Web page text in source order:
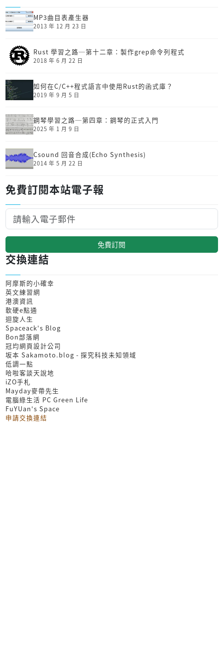
MP3曲目表產生器
2013 年 12 月 23 日
Rust 學習之路─第十二章：製作grep命令列程式
2018 年 6 月 22 日
如何在C/C++程式語言中使用Rust的函式庫？
2019 年 9 月 5 日
鋼琴學習之路─第四章：鋼琴的正式入門
2025 年 1 月 9 日
Csound 回音合成(Echo Synthesis)
2014 年 5 月 22 日
免費訂閱本站電子報
免費訂閱
交換連結
阿摩斯的小確幸
英文練習網
港澳資訊
軟硬e點通
迴旋人生
Spaceack's Blog
Bon部落網
冠均網頁設計公司
坂本 Sakamoto.blog - 探究科技未知領域
低調一點
哈啦客談天說地
iZO手札
Mayday麥帶先生
電腦綠生活 PC Green Life
FuYUan's Space
申請交換連結